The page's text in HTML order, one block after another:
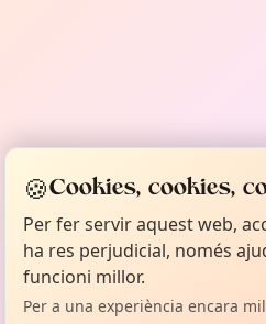
🍪Cookies, cookies,
Per fer servir aquest web,
ha res perjudicial, només
funcioni millor.
Per a una experiència encara